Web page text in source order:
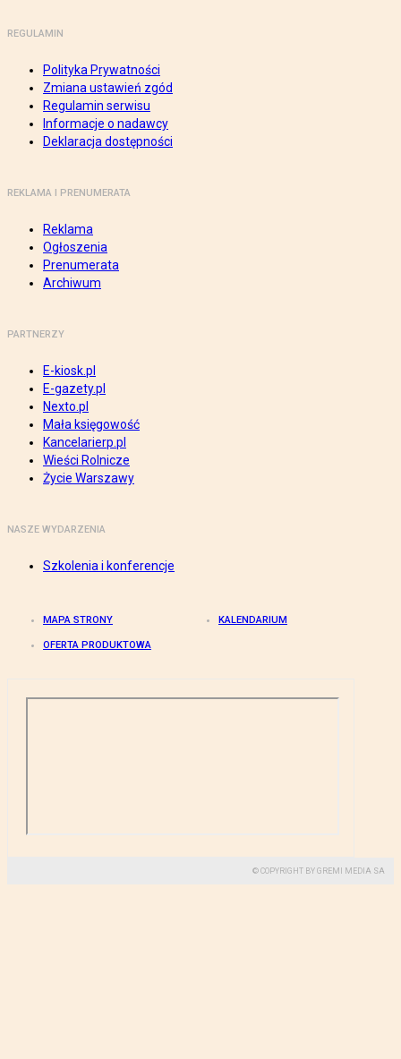
REGULAMIN
Polityka Prywatności
Zmiana ustawień zgód
Regulamin serwisu
Informacje o nadawcy
Deklaracja dostępności
REKLAMA I PRENUMERATA
Reklama
Ogłoszenia
Prenumerata
Archiwum
PARTNERZY
E-kiosk.pl
E-gazety.pl
Nexto.pl
Mała księgowość
Kancelarierp.pl
Wieści Rolnicze
Życie Warszawy
NASZE WYDARZENIA
Szkolenia i konferencje
MAPA STRONY KALENDARIUM
OFERTA PRODUKTOWA
© COPYRIGHT BY GREMI MEDIA SA